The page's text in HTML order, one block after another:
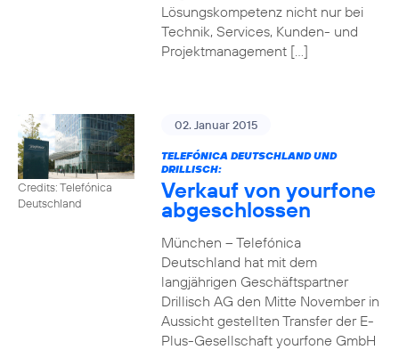
Lösungskompetenz nicht nur bei
Technik, Services, Kunden- und
Projektmanagement […]
Credits: Telefónica
Deutschland
02. Januar 2015
TELEFÓNICA DEUTSCHLAND UND
DRILLISCH:
Verkauf von yourfone
abgeschlossen
München – Telefónica
Deutschland hat mit dem
langjährigen Geschäftspartner
Drillisch AG den Mitte November in
Aussicht gestellten Transfer der E-
Plus-Gesellschaft yourfone GmbH